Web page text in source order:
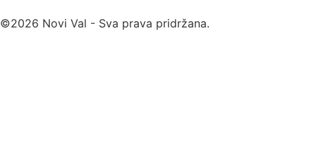
©2026 Novi Val - Sva prava pridržana.